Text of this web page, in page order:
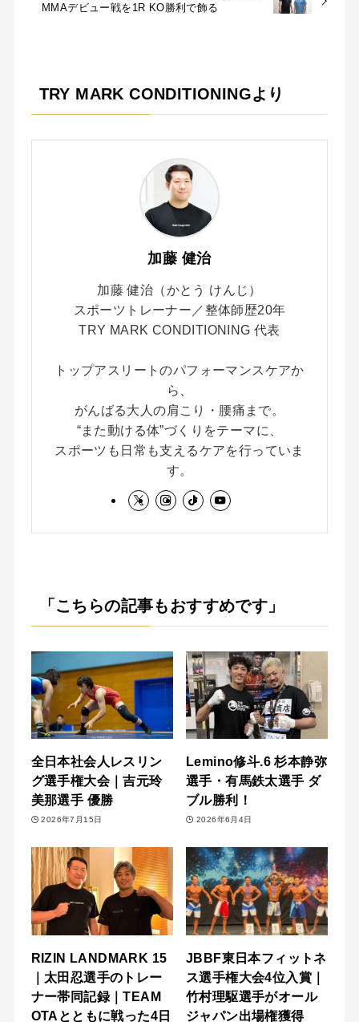
MMAデビュー戦を1R KO勝利で飾る
TRY MARK CONDITIONINGより
加藤 健治
加藤 健治（かとう けんじ）
スポーツトレーナー／整体師歴20年
TRY MARK CONDITIONING 代表
トップアスリートのパフォーマンスケアか
ら、
がんばる大人の肩こり・腰痛まで。
“また動ける体”づくりをテーマに、
スポーツも日常も支えるケアを行っていま
す。
「こちらの記事もおすすめです」
全日本社会人レスリン
グ選手権大会｜吉元玲
美那選手 優勝
2026年7月15日
Lemino修斗.6 杉本静弥
選手・有馬鉄太選手 ダ
ブル勝利！
2026年6月4日
RIZIN LANDMARK 15
｜太田忍選手のトレー
ナー帯同記録｜TEAM
OTAとともに戦った4日
JBBF東日本フィットネ
ス選手権大会4位入賞｜
竹村理駆選手がオール
ジャパン出場権獲得